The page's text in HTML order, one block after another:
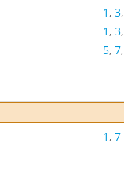
1, 3,
1, 3,
5, 7,
1, 7